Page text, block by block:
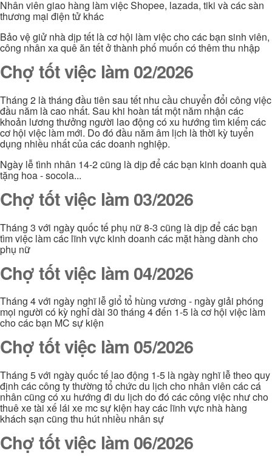
Nhân viên giao hàng làm việc Shopee, lazada, tiki và các sàn
thương mại điện tử khác
Bảo vệ giử nhà dịp tết là cơ hội làm việc cho các bạn sinh viên,
công nhân xa quê ăn tết ở thành phố muốn có thêm thu nhập
Chợ tốt việc làm 02/2026
Tháng 2 là tháng đầu tiên sau tết nhu cầu chuyển đổi công việc
đầu năm là cao nhất. Sau khi hoàn tất một năm nhận các
khoản lương thưởng người lao động có xu hướng tìm kiếm các
cơ hội việc làm mới. Do đó đầu năm âm lịch là thời kỳ tuyển
dụng nhiều nhất của các doanh nghiệp.
Ngày lễ tình nhân 14-2 cũng là dịp để các bạn kinh doanh quà
tặng hoa - socola...
Chợ tốt việc làm 03/2026
Tháng 3 với ngày quốc tế phụ nữ 8-3 cũng là dịp để các bạn
tìm việc làm các lĩnh vực kinh doanh các mặt hàng dành cho
phụ nữ
Chợ tốt việc làm 04/2026
Tháng 4 với ngày nghĩ lễ giổ tổ hùng vương - ngày giải phóng
mọi người có kỳ nghỉ dài 30 tháng 4 đến 1-5 là cơ hội việc làm
cho các bạn MC sự kiện
Chợ tốt việc làm 05/2026
Tháng 5 với ngày quốc tế lao động 1-5 là ngày nghĩ lễ theo quy
định các công ty thường tổ chức du lịch cho nhân viên các cá
nhân cũng có xu hướng đi du lịch do đó các công việc như cho
thuê xe tài xế lái xe mc sự kiện hay các lĩnh vực nhà hàng
khách sạn cũng thu hút nhiều nhân sự
Chợ tốt việc làm 06/2026